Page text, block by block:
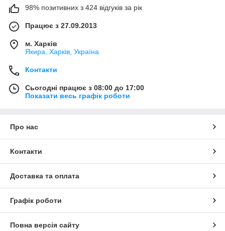
98% позитивних з 424 відгуків за рік
Працює з 27.09.2013
м. Харків
Якира, Харків, Україна
Контакти
Сьогодні працює з 08:00 до 17:00
Показати весь графік роботи
Про нас
Контакти
Доставка та оплата
Графік роботи
Повна версія сайту